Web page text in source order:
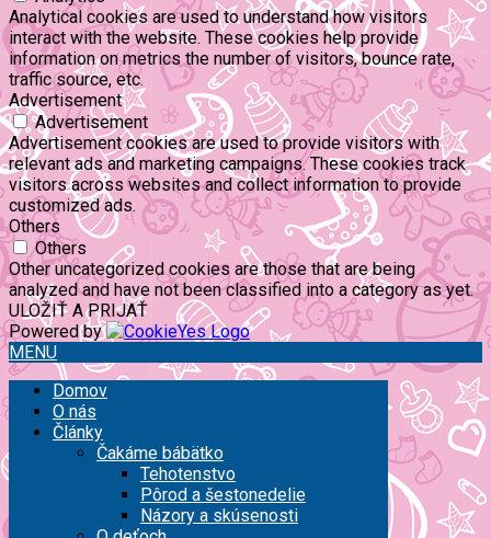
Analytical cookies are used to understand how visitors
interact with the website. These cookies help provide
information on metrics the number of visitors, bounce rate,
traffic source, etc.
Advertisement
Advertisement
Advertisement cookies are used to provide visitors with
relevant ads and marketing campaigns. These cookies track
visitors across websites and collect information to provide
customized ads.
Others
Others
Other uncategorized cookies are those that are being
analyzed and have not been classified into a category as yet.
ULOŽIŤ A PRIJAŤ
Powered by
MENU
Domov
O nás
Články
Čakáme bábätko
Tehotenstvo
Pôrod a šestonedelie
Názory a skúsenosti